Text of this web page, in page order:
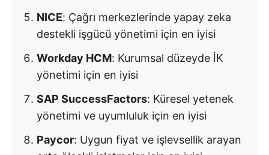
NICE: Çağrı merkezlerinde yapay zeka
destekli işgücü yönetimi için en iyisi
Workday HCM: Kurumsal düzeyde İK
yönetimi için en iyisi
SAP SuccessFactors: Küresel yetenek
yönetimi ve uyumluluk için en iyisi
Paycor: Uygun fiyat ve işlevsellik arayan